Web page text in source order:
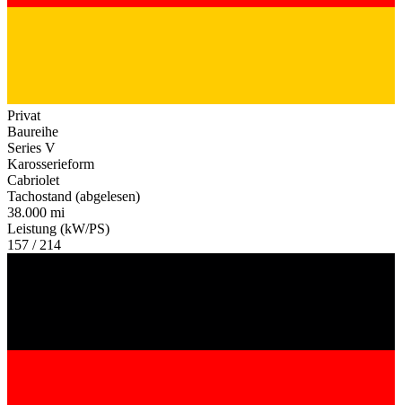
Privat
Baureihe
Series V
Karosserieform
Cabriolet
Tachostand (abgelesen)
38.000 mi
Leistung (kW/PS)
157 / 214